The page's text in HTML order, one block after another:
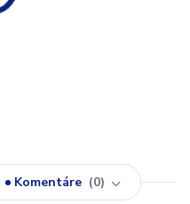
Komentáre 0